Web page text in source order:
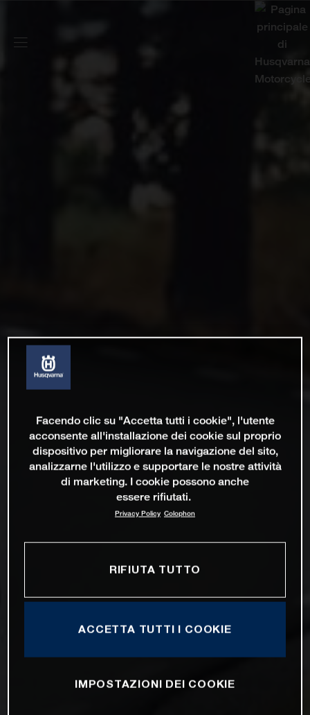
Facendo clic su "Accetta tutti i cookie", l'utente
acconsente all'installazione dei cookie sul proprio
dispositivo per migliorare la navigazione del sito,
analizzarne l'utilizzo e supportare le nostre attività
di marketing. I cookie possono anche
essere rifiutati.
Privacy Policy Colophon
RIFIUTA TUTTO
ACCETTA TUTTI I COOKIE
IMPOSTAZIONI DEI COOKIE